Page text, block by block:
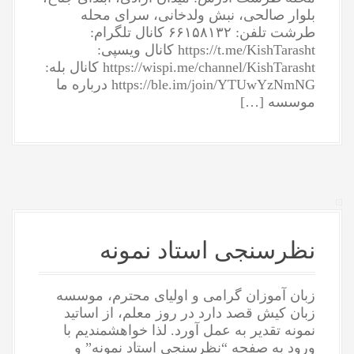
بلوار صالحی، نبش ولدخانی، سرای محله
طرشت تلفن: ۶۶۱۵۸۱۳۲ کانال تلگرام:
https://t.me/KishTarasht کانال ویسپی:
https://wispi.me/channel/KishTarasht کانال بله:
https://ble.im/join/YTUwYzNmNG درباره ما
موسسه […]
نظرسنجی استاد نمونه
زبان آموزان گرامی و اولیای محترم، موسسه
زبان کیش قصد دارد در روز معلم، از اساتید
نمونه تقدیر به عمل آورد. لذا خواهشمندیم با
ورود به صفحه “نظرسنجی استاد نمونه” و